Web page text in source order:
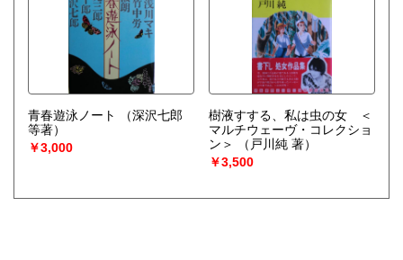
青春遊泳ノート
（深沢七郎
等著）
￥3,000
樹液すする、私は虫の女 ＜
マルチウェーヴ・コレクショ
ン＞
（戸川純 著）
￥3,500